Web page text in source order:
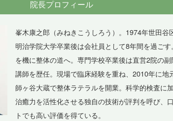
院長プロフィール
峯木康之郎（みねきこうしろう）。1974年世田谷
明治学院大学卒業後は会社員として8年間を過ご
を機に整体の道へ。専門学校卒業後は直営2院の
講師を歴任。現場で臨床経験を重ね、2010年に地
師ヶ谷大蔵で整体ラテラルを開業。科学的検査に
治癒力を活性化させる独自の技術が評判を呼び、
トでも高い評価を得ている。